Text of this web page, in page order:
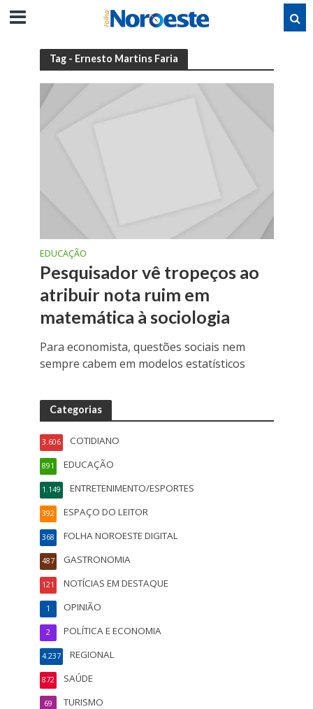
Tag - Ernesto Martins Faria
EDUCAÇÃO
Pesquisador vê tropeços ao
atribuir nota ruim em
matemática à sociologia
Para economista, questões sociais nem
sempre cabem em modelos estatísticos
Categorias
COTIDIANO
3.606
EDUCAÇÃO
891
ENTRETENIMENTO/ESPORTES
1.149
ESPAÇO DO LEITOR
392
FOLHA NOROESTE DIGITAL
368
GASTRONOMIA
487
NOTÍCIAS EM DESTAQUE
121
OPINIÃO
1
POLÍTICA E ECONOMIA
2
REGIONAL
4.237
SAÚDE
872
TURISMO
69